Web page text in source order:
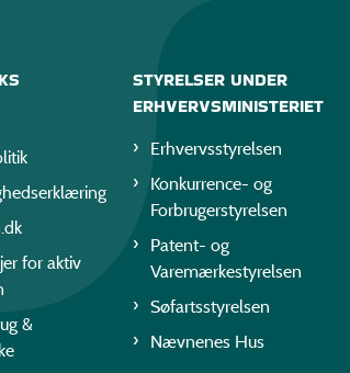
for aktiv
&
STYRELSER UNDER
ERHVERVSMINISTERIET
Erhvervsstyrelsen
Konkurrence- og
Forbrugerstyrelsen
Patent- og
Varemærkestyrelsen
Søfartsstyrelsen
Nævnenes Hus